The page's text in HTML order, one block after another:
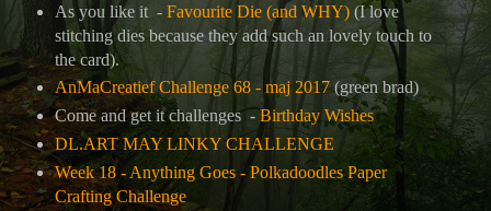
As you like it - Favourite Die (and WHY)(I love
stitching dies because they add such an lovely touch to
the card).
AnMaCreatief Challenge 68 - maj 2017(green brad)
Come and get it challenges -Birthday Wishes
DL.ART MAY LINKY CHALLENGE
Week 18 - Anything Goes - Polkadoodles Paper
Crafting Challenge